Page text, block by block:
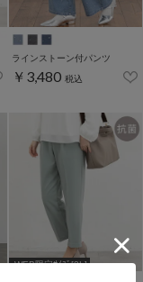
ラインストーン付パンツ
￥3,480 税込
WEB限定ｻｲｽﾞ[3L]